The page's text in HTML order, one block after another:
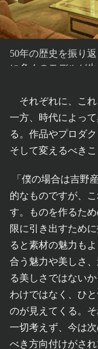
50年の歴史を振り
に多くのモデルが生
それぞれに、これ
一方、時代によっ
る。作品やプロダ
そして変えるべき
「僕の場合は吉野
的なものですが、
す。ものを作るた
限に引き出すため
ると素材の魅力も
合う魅力や美しさ
る美しさではない
わけではなく、ひ
のが見えてくる。
一切考えず、今は
べき方向付けがさ